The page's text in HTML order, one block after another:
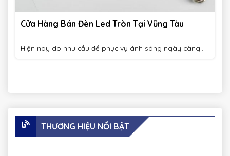
Cửa Hàng Bán Đèn Led Tròn Tại Vũng Tàu
Hiện nay do nhu cầu để phục vụ ánh sáng ngày càng...
THƯƠNG HIỆU NỔI BẬT